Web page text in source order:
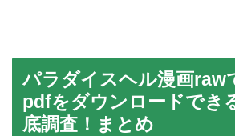
パラダイスヘル漫画raw
pdfをダウンロードでき
底調査！まとめ